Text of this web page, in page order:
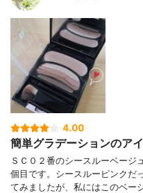
4.00
簡単グラデーションのア
ＳＣ０２番のシースルーベージ
個目です。シースルーピンクだ
てみましたが、私にはこのベー